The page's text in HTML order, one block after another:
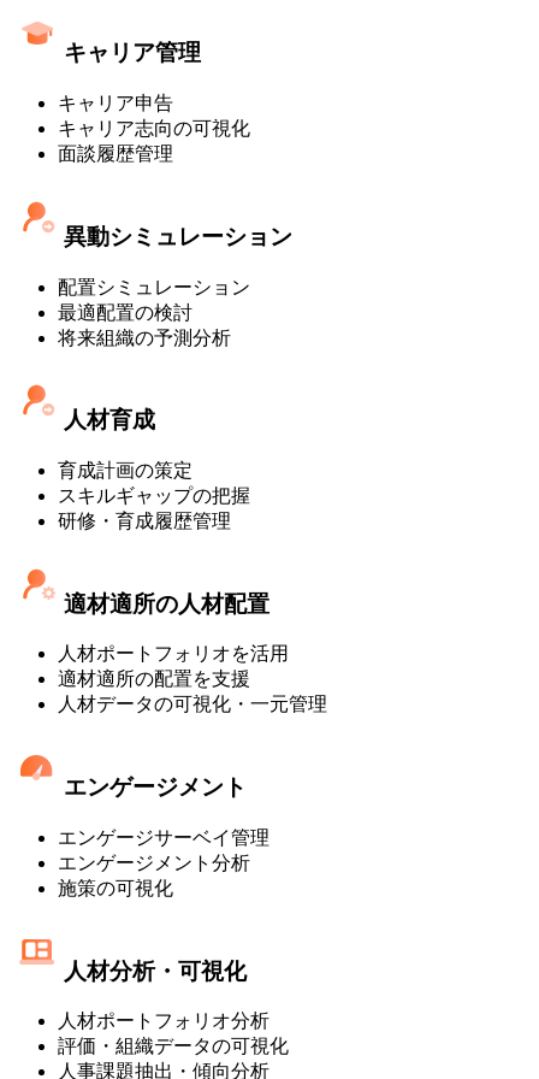
キャリア管理
キャリア申告
キャリア志向の可視化
面談履歴管理
異動シミュレーション
配置シミュレーション
最適配置の検討
将来組織の予測分析
人材育成
育成計画の策定
スキルギャップの把握
研修・育成履歴管理
適材適所の人材配置
人材ポートフォリオを活用
適材適所の配置を支援
人材データの可視化・一元管理
エンゲージメント
エンゲージサーベイ管理
エンゲージメント分析
施策の可視化
人材分析・可視化
人材ポートフォリオ分析
評価・組織データの可視化
人事課題抽出・傾向分析